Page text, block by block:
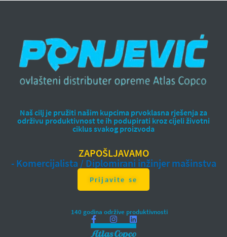
Naš cilj je pružiti našim kupcima prvoklasna rješenja za
održivu produktivnost te ih podupirati kroz cijeli životni
ciklus svakog proizvoda
ZAPOŠLJAVAMO
- Komercijalista / Diplomirani inžinjer mašinstva
Prijavite se
140 godina održive produktivnosti